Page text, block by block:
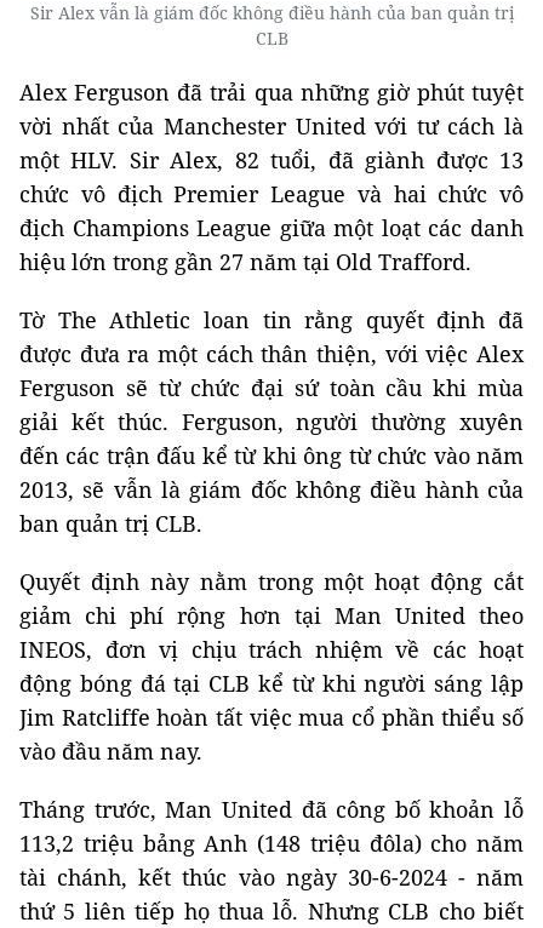
Sir Alex vẫn là giám đốc không điều hành của ban quản trị
CLB
Alex Ferguson đã trải qua những giờ phút tuyệt
vời nhất của Manchester United với tư cách là
một HLV. Sir Alex, 82 tuổi, đã giành được 13
chức vô địch Premier League và hai chức vô
địch Champions League giữa một loạt các danh
hiệu lớn trong gần 27 năm tại Old Trafford.
Tờ The Athletic loan tin rằng quyết định đã
được đưa ra một cách thân thiện, với việc Alex
Ferguson sẽ từ chức đại sứ toàn cầu khi mùa
giải kết thúc. Ferguson, người thường xuyên
đến các trận đấu kể từ khi ông từ chức vào năm
2013, sẽ vẫn là giám đốc không điều hành của
ban quản trị CLB.
Quyết định này nằm trong một hoạt động cắt
giảm chi phí rộng hơn tại Man United theo
INEOS, đơn vị chịu trách nhiệm về các hoạt
động bóng đá tại CLB kể từ khi người sáng lập
Jim Ratcliffe hoàn tất việc mua cổ phần thiểu số
vào đầu năm nay.
Tháng trước, Man United đã công bố khoản lỗ
113,2 triệu bảng Anh (148 triệu đôla) cho năm
tài chánh, kết thúc vào ngày 30-6-2024 - năm
thứ 5 liên tiếp họ thua lỗ. Nhưng CLB cho biết